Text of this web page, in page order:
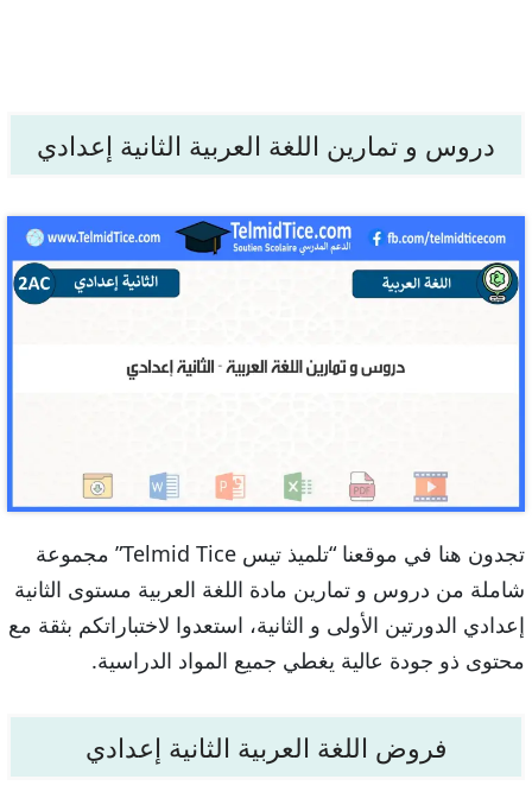
دروس و تمارين اللغة العربية الثانية إعدادي
تجدون هنا في موقعنا “تلميذ تيس Telmid Tice” مجموعة
شاملة من دروس و تمارين مادة اللغة العربية مستوى الثانية
إعدادي الدورتين الأولى و الثانية، استعدوا لاختباراتكم بثقة مع
محتوى ذو جودة عالية يغطي جميع المواد الدراسية.
فروض اللغة العربية الثانية إعدادي